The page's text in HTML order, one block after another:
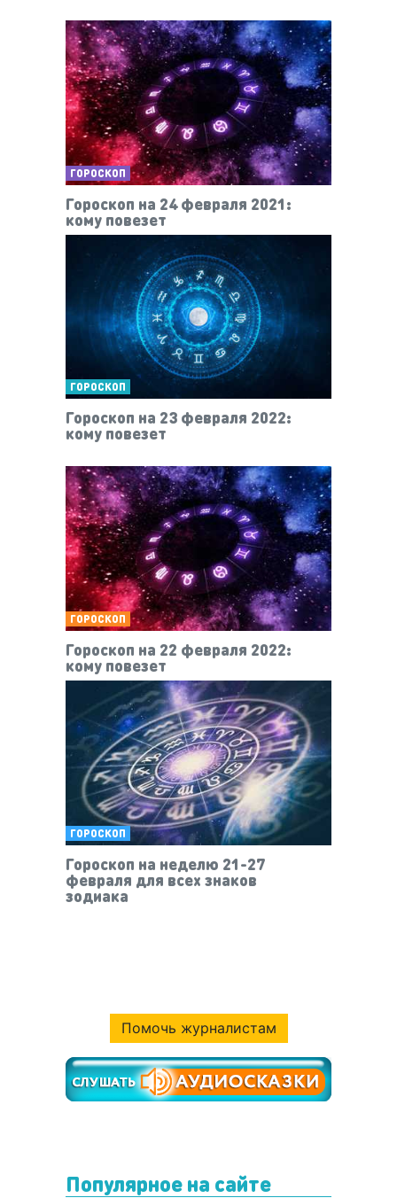
ГОРОСКОП
Гороскоп на 24 февраля 2021:
кому повезет
ГОРОСКОП
Гороскоп на 23 февраля 2022:
кому повезет
ГОРОСКОП
Гороскоп на 22 февраля 2022:
кому повезет
ГОРОСКОП
Гороскоп на неделю 21-27
февраля для всех знаков
зодиака
Помочь журналистам
Популярное на сайте